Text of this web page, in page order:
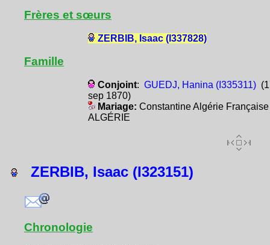
Frères et sœurs
ZERBIB, Isaac (I337828)
Famille
Conjoint: GUEDJ, Hanina (I335311)
sep 1870)
Mariage: Constantine Algérie Française
ALGÉRIE
ZERBIB, Isaac (I323151)
Chronologie